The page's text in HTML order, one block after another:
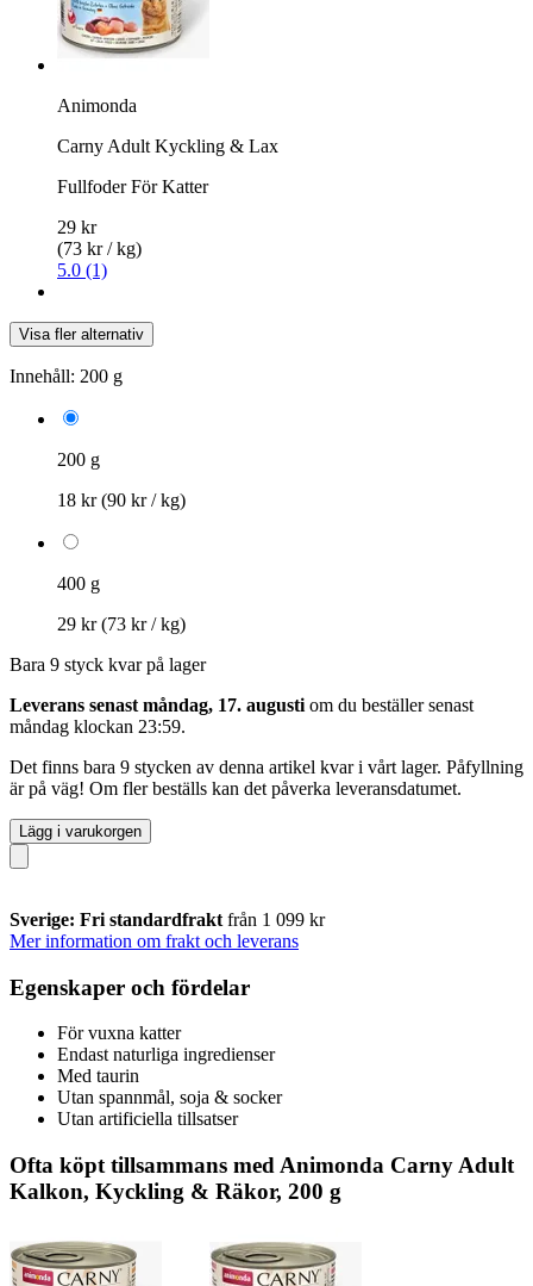
Animonda
Carny Adult Kyckling & Lax
Fullfoder För Katter
29 kr
(73 kr / kg)
5.0 (1)
Visa fler alternativ
Innehåll: 200 g
200 g
18 kr(90 kr / kg)
400 g
29 kr(73 kr / kg)
Bara 9 styck kvar på lager
Leverans senast måndag, 17. augusti om du beställer senast
måndag klockan 23:59.
Det finns bara 9 stycken av denna artikel kvar i vårt lager. Påfyllning
är på väg! Om fler beställs kan det påverka leveransdatumet.
Lägg i varukorgen
Sverige: Fri standardfrakt från 1 099 kr
Mer information om frakt och leverans
Egenskaper och fördelar
För vuxna katter
Endast naturliga ingredienser
Med taurin
Utan spannmål, soja & socker
Utan artificiella tillsatser
Ofta köpt tillsammans med Animonda Carny Adult
Kalkon, Kyckling & Räkor, 200 g